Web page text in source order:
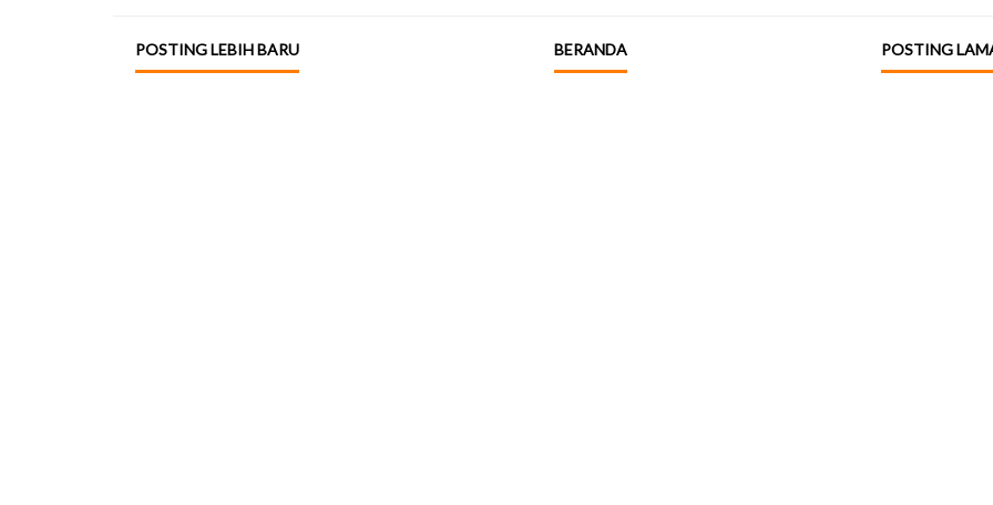
POSTING LEBIH BARU POSTING
BERANDA